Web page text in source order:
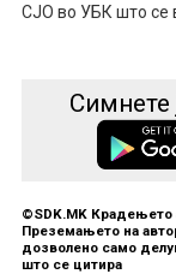
СЈО во УБК што се
Симнете
©SDK.MK Крадењето
Преземањето на
дозволено само
што се цитира